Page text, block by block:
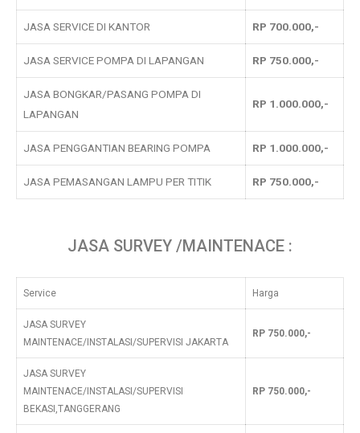
JASA SERVICE DI KANTOR RP 700.000,-
JASA SERVICE POMPA DI LAPANGAN RP 750.000,-
JASA BONGKAR/PASANG POMPA DI
LAPANGAN
RP 1.000.000,-
JASA PENGGANTIAN BEARING POMPA RP 1.000.000,-
JASA PEMASANGAN LAMPU PER TITIK RP 750.000,-
JASA SURVEY /MAINTENACE :
Service Harga
JASA SURVEY
MAINTENACE/INSTALASI/SUPERVISI JAKARTA
RP 750.000,-
JASA SURVEY
MAINTENACE/INSTALASI/SUPERVISI
BEKASI,TANGGERANG
RP 750.000,-